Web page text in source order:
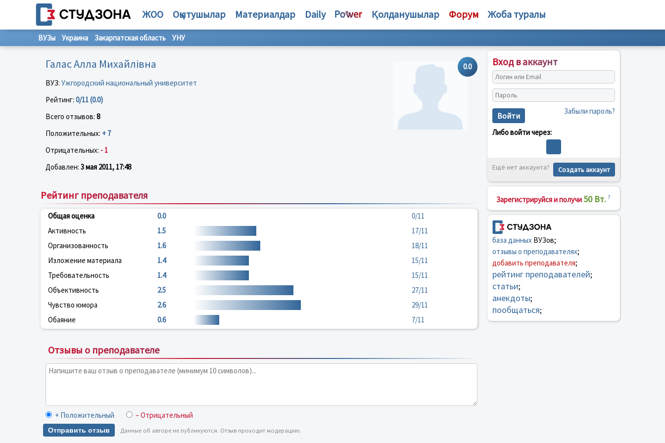
ЖОО Оқытушылар Материалдар Daily Қолданушылар Форум Жоба туралы
ВУЗы Украина Закарпатская область УНУ
0.0
Галас Алла Михайлівна
ВУЗ: Ужгородский национальный университет
Рейтинг: 0/11 (0.0)
Всего отзывов: 8
Положительных: + 7
Отрицательных: - 1
Добавлен: 3 мая 2011, 17:48
Рейтинг преподавателя
Общая оценка 0.0
0/11
Активность
1.5
17/11
Организованность
1.6
18/11
Изложение материала
1.4
15/11
Требовательность
1.4
15/11
Объективность
2.5
27/11
Чувство юмора
2.6
29/11
Обаяние
0.6 7/11
Отзывы о преподавателе
+ Положительный – Отрицательный
Отправить отзыв Данные об авторе не публикуются. Отзыв проходит модерацию.
Вход в аккаунт
Войти Забыли пароль?
Либо войти через:
Ещё нет аккаунта? Создать аккаунт
Зарегистрируйся и получи 50 Вт. ?
база данныхВУЗов;
отзывы о преподавателях;
добавить преподавателя;
рейтинг преподавателей;
статьи;
анекдоты;
пообщаться;